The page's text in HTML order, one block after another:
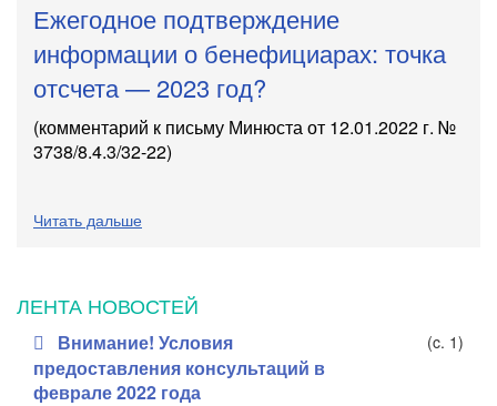
Ежегодное подтверждение
информации о бенефициарах: точка
отсчета — 2023 год?
(комментарий к письму Минюстаот 12.01.2022 г. №
3738/8.4.3/32-22)
Читать дальше
ЛЕНТА НОВОСТЕЙ
Внимание! Условия
предоставления консультаций в
феврале 2022 года
(c. 1)